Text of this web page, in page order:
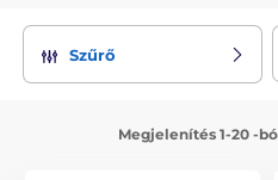
tökéletesen kiegészíti belső
Szűrő
Megjelenítés 1-20 -